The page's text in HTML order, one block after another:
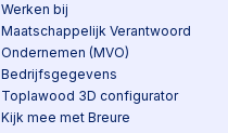
Werken bij
Maatschappelijk Verantwoord
Ondernemen (MVO)
Bedrijfsgegevens
Toplawood 3D configurator
Kijk mee met Breure